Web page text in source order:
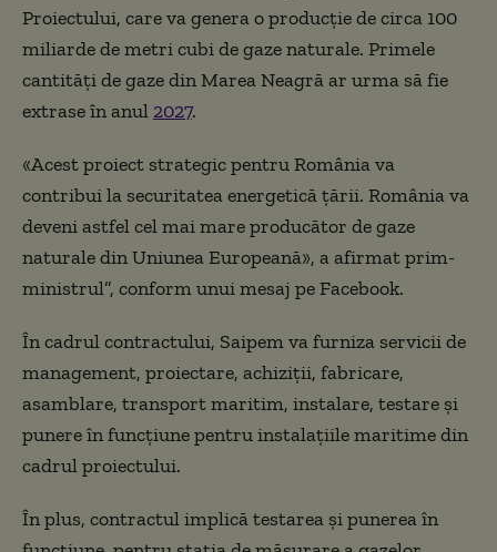
Proiectului, care va genera o producție de circa 100
miliarde de metri cubi de gaze naturale. Primele
cantități de gaze din Marea Neagră ar urma să fie
extrase în anul 2027.
«Acest proiect strategic pentru România va
contribui la securitatea energetică țării. România va
deveni astfel cel mai mare producător de gaze
naturale din Uniunea Europeană», a afirmat prim-
ministrul”, conform unui mesaj pe Facebook.
În cadrul contractului, Saipem va furniza servicii de
management, proiectare, achiziţii, fabricare,
asamblare, transport maritim, instalare, testare şi
punere în funcţiune pentru instalaţiile maritime din
cadrul proiectului.
În plus, contractul implică testarea şi punerea în